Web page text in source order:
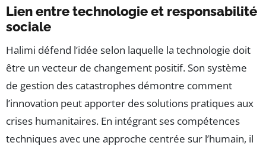
Lien entre technologie et responsabilité
sociale
Halimi défend l’idée selon laquelle la technologie doit
être un vecteur de changement positif. Son système
de gestion des catastrophes démontre comment
l’innovation peut apporter des solutions pratiques aux
crises humanitaires. En intégrant ses compétences
techniques avec une approche centrée sur l’humain, il